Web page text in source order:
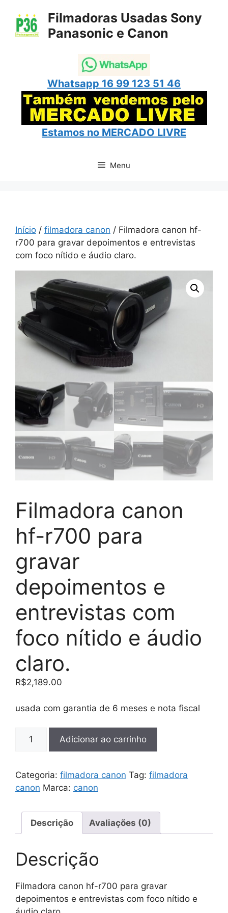
para
Filmadoras Usadas Sony
Panasonic e Canon
Whatsapp 16 99 123 51 46
Estamos no MERCADO LIVRE
Menu
Início / filmadora canon / Filmadora canon hf-
r700 para gravar depoimentos e entrevistas
com foco nítido e áudio claro.
Filmadora canon
hf-r700 para
gravar
depoimentos e
entrevistas com
foco nítido e áudio
claro.
R$2,189.00
usada com garantia de 6 meses e nota fiscal
Filmadora
r700
para
depoimentos
entrevistas
foco
e
áudio
Adicionar ao carrinho
Categoria: filmadora canon Tag: filmadora
canon Marca: canon
Descrição Avaliações (0)
Descrição
Filmadora canon hf-r700 para gravar
depoimentos e entrevistas com foco nítido e